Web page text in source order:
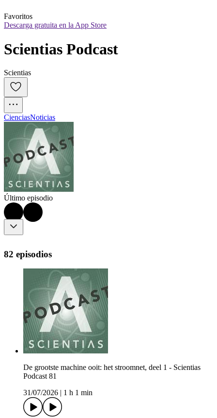
Favoritos
Descarga gratuita en la App Store
Scientias Podcast
Scientias
CienciasNoticias
Último episodio
82 episodios
De grootste machine ooit: het stroomnet, deel 1 - Scientias
Podcast 81
31/07/2026
1 h 1 min